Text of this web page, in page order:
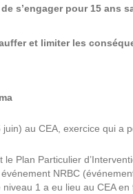
s’engager pour 15 ans
et limiter les
au CEA, exercice qui a
Plan Particulier
NRBC
1 a eu lieu au CEA en